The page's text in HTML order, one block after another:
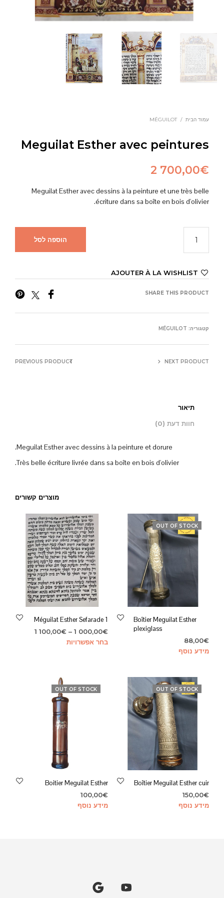
עמוד הבית /
MÉGUILOT
Meguilat Esther avec peintures
2 700,00€
Meguilat Esther avec dessins à la peinture et une très belle
écriture dans sa boîte en bois d'olivier.
הוספה לסל
AJOUTER À LA WISHLIST
SHARE THIS PRODUCT
קטגוריה: MÉGUILOT
PREVIOUS PRODUCT NEXT PRODUCT
תיאור
חוות דעת (0)
Meguilat Esther avec dessins à la peinture et dorure.
Très belle écriture livrée dans sa boîte en bois d'olivier.
מוצרים קשורים
OUT OF STOCK
Boîtier Meguilat Esther
plexiglass
88,00€
מידע נוסף
Méguilat Esther Sefarade 1
1 000,00€
–
1 100,00€
טווח
בחר אפשרויות
OUT OF STOCK
Boîtier Meguilat Esther cuir
150,00€
מידע נוסף
OUT OF STOCK
Boitier Meguilat Esther
100,00€
מידע נוסף